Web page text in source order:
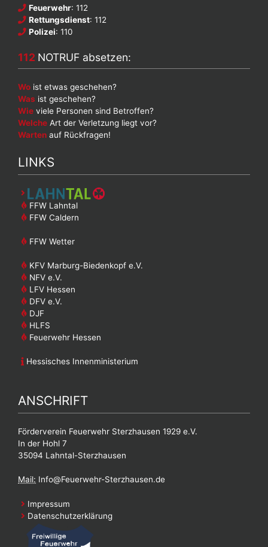
Feuerwehr: 112
Rettungsdienst: 112
Polizei: 110
112 NOTRUF absetzen:
Wo ist etwas geschehen?
Was ist geschehen?
Wie viele Personen sind Betroffen?
Welche Art der Verletzung liegt vor?
Warten auf Rückfragen!
LINKS
FFW Lahntal
FFW Caldern
FFW Wetter
KFV Marburg-Biedenkopf e.V.
NFV e.V.
LFV Hessen
DFV e.V.
DJF
HLFS
Feuerwehr Hessen
Hessisches Innenministerium
ANSCHRIFT
Förderverein Feuerwehr Sterzhausen 1929 e.V.
In der Hohl 7
35094 Lahntal-Sterzhausen
Mail: Info@Feuerwehr-Sterzhausen.de
Impressum
Datenschutzerklärung